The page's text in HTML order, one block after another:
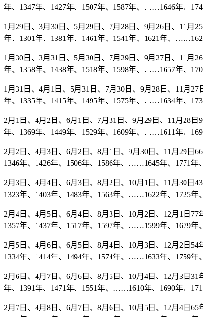
年、1347年、1427年、1507年、1587年、……1646年、
1月29日、3月30日、5月29日、7月28日、9月26日、11月
年、1301年、1381年、1461年、1541年、1621年、
1月30日、3月31日、5月30日、7月29日、9月27日、11月
年、1358年、1438年、1518年、1598年、……1657年、
1月31日、4月1日、5月31日、7月30日、9月28日、11月
年、1335年、1415年、1495年、1575年、……1634年、
2月1日、4月2日、6月1日、7月31日、9月29日、11月28
年、1369年、1449年、1529年、1609年、……1611年、
2月2日、4月3日、6月2日、8月1日、9月30日、11月29日
1346年、1426年、1506年、1586年、……1645年、1771年
2月3日、4月4日、6月3日、8月2日、10月1日、11月30日
1323年、1403年、1483年、1563年、……1622年、1725年
2月4日、4月5日、6月4日、8月3日、10月2日、12月1日77
1357年、1437年、1517年、1597年、……1599年、1679年
2月5日、4月6日、6月5日、8月4日、10月3日、12月2日54
1334年、1414年、1494年、1574年、……1633年、1759年
2月6日、4月7日、6月6日、8月5日、10月4日、12月3日31
年、1391年、1471年、1551年、……1610年、1690年、
2月7日、4月8日、6月7日、8月6日、10月5日、12月4日65